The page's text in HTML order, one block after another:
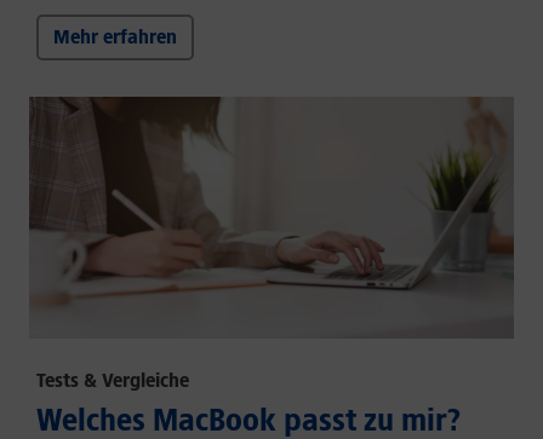
Mehr erfahren
Tests & Vergleiche
Welches MacBook passt zu mir?